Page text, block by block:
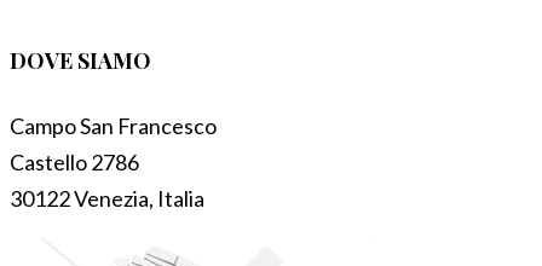
DOVE SIAMO
Campo San Francesco
Castello 2786
30122 Venezia, Italia